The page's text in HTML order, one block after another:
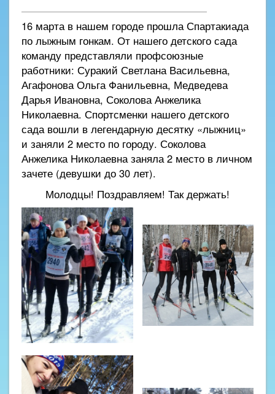
16 марта в нашем городе прошла Спартакиада
по лыжным гонкам. От нашего детского сада
команду представляли профсоюзные
работники: Суракий Светлана Васильевна,
Агафонова Ольга Фанильевна, Медведева
Дарья Ивановна, Соколова Анжелика
Николаевна. Спортсменки нашего детского
сада вошли в легендарную десятку «лыжниц»
и заняли 2 место по городу. Соколова
Анжелика Николаевна заняла 2 место в личном
зачете (девушки до 30 лет).
Молодцы! Поздравляем! Так держать!